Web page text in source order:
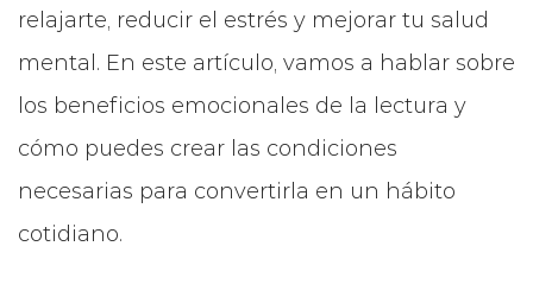
relajarte, reducir el estrés y mejorar tu salud
mental. En este artículo, vamos a hablar sobre
los beneficios emocionales de la lectura y
cómo puedes crear las condiciones
necesarias para convertirla en un hábito
cotidiano.